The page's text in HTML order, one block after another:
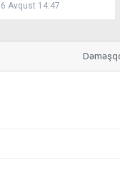
6 Avqust 14:47
Dəməşqdə